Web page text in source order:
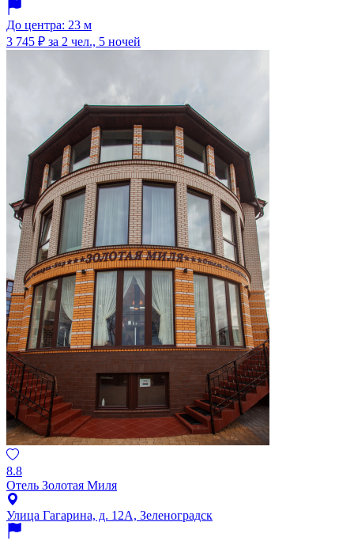
До центра: 23 м
3 745 ₽ за 2 чел., 5 ночей
8.8
Отель Золотая Миля
Улица Гагарина, д. 12А, Зеленоградск